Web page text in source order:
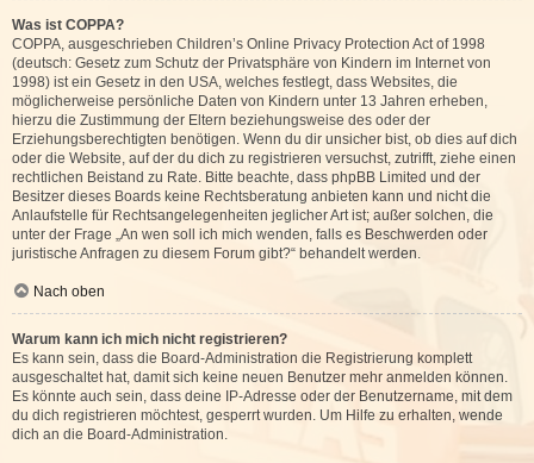
Was ist COPPA?
COPPA, ausgeschrieben Children’s Online Privacy Protection Act of 1998
(deutsch: Gesetz zum Schutz der Privatsphäre von Kindern im Internet von
1998) ist ein Gesetz in den USA, welches festlegt, dass Websites, die
möglicherweise persönliche Daten von Kindern unter 13 Jahren erheben,
hierzu die Zustimmung der Eltern beziehungsweise des oder der
Erziehungsberechtigten benötigen. Wenn du dir unsicher bist, ob dies auf dich
oder die Website, auf der du dich zu registrieren versuchst, zutrifft, ziehe einen
rechtlichen Beistand zu Rate. Bitte beachte, dass phpBB Limited und der
Besitzer dieses Boards keine Rechtsberatung anbieten kann und nicht die
Anlaufstelle für Rechtsangelegenheiten jeglicher Art ist; außer solchen, die
unter der Frage „An wen soll ich mich wenden, falls es Beschwerden oder
juristische Anfragen zu diesem Forum gibt?“ behandelt werden.
Nach oben
Warum kann ich mich nicht registrieren?
Es kann sein, dass die Board-Administration die Registrierung komplett
ausgeschaltet hat, damit sich keine neuen Benutzer mehr anmelden können.
Es könnte auch sein, dass deine IP-Adresse oder der Benutzername, mit dem
du dich registrieren möchtest, gesperrt wurden. Um Hilfe zu erhalten, wende
dich an die Board-Administration.